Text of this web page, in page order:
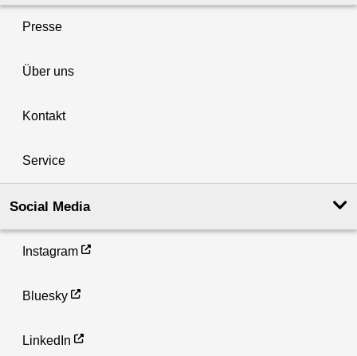
Presse
Über uns
Kontakt
Service
Social Media
Instagram
Bluesky
LinkedIn